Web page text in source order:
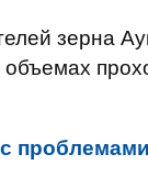
зерна